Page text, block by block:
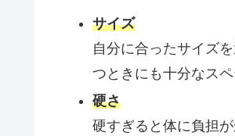
サイズ
自分に合ったサイズ
つときにも十分なス
硬さ
硬すぎると体に負担